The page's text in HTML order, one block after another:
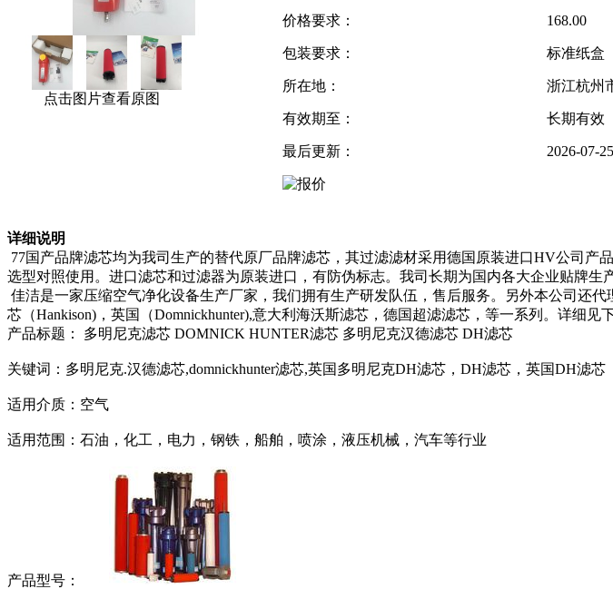
点击图片查看原图
价格要求： 168.00
包装要求： 标准纸盒
所在地： 浙江杭州
有效期至： 长期有效
最后更新： 2026-07-
详细说明
77国产品牌滤芯均为我司生产的替代原厂品牌滤芯，其过滤滤材采用德国原装进口HV公司
选型对照使用。进口滤芯和过滤器为原装进口，有防伪标志。我司长期为国内各大企业贴牌生
佳洁是一家压缩空气净化设备生产厂家，我们拥有生产研发队伍，售后服务。另外本公司还
芯（Hankison)，英国（Domnickhunter),意大利海沃斯滤芯，德国超滤滤芯，等一系列。详细见
产品标题： 多明尼克滤芯 DOMNICK HUNTER滤芯 多明尼克汉德滤芯 DH滤芯
关键词：多明尼克.汉德滤芯,domnickhunter滤芯,英国多明尼克DH滤芯，DH滤芯，英国DH滤芯
适用介质：空气
适用范围：石油，化工，电力，钢铁，船舶，喷涂，液压机械，汽车等行业
产品型号：